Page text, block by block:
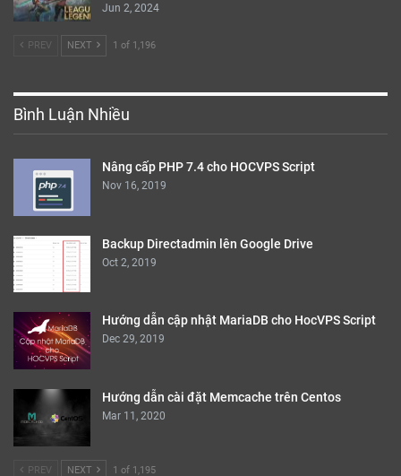
Jun 2, 2024
PREV NEXT 1 of 1,196
Bình Luận Nhiều
Nâng cấp PHP 7.4 cho HOCVPS Script
Nov 16, 2019
Backup Directadmin lên Google Drive
Oct 2, 2019
Hướng dẫn cập nhật MariaDB cho HocVPS Script
Dec 29, 2019
Hướng dẫn cài đặt Memcache trên Centos
Mar 11, 2020
PREV NEXT 1 of 1,195